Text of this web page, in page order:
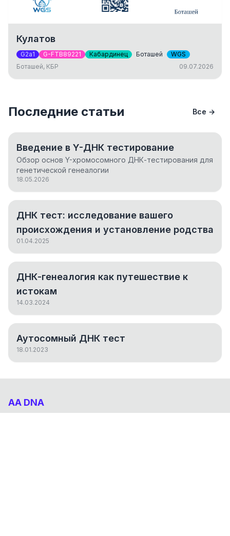
Кулатов
G2a1 G-FTB89221 Кабардинец Боташей
WGS
Боташей, КБР
09.07.2026
Последние статьи Все →
Введение в Y-ДНК тестирование
Обзор основ Y-хромосомного ДНК-тестирования для
генетической генеалогии
18.05.2026
ДНК тест: исследование вашего
происхождения и установление родства
01.04.2025
ДНК-генеалогия как путешествие к
истокам
14.03.2024
Аутосомный ДНК тест
18.01.2023
AA DNA